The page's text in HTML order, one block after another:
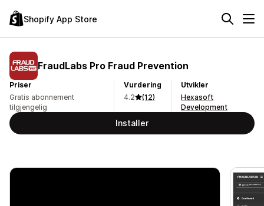
Shopify App Store
FraudLabs Pro Fraud Prevention
Priser
Gratis abonnement
tilgjengelig
Vurdering
4.2
(12)
Utvikler
Hexasoft
Development
Installer